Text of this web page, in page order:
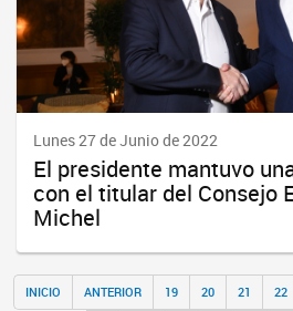
Lunes 27 de Junio de 2022
El presidente mantuvo
con el titular del Consejo
Michel
INICIO ANTERIOR 19 20 21 22